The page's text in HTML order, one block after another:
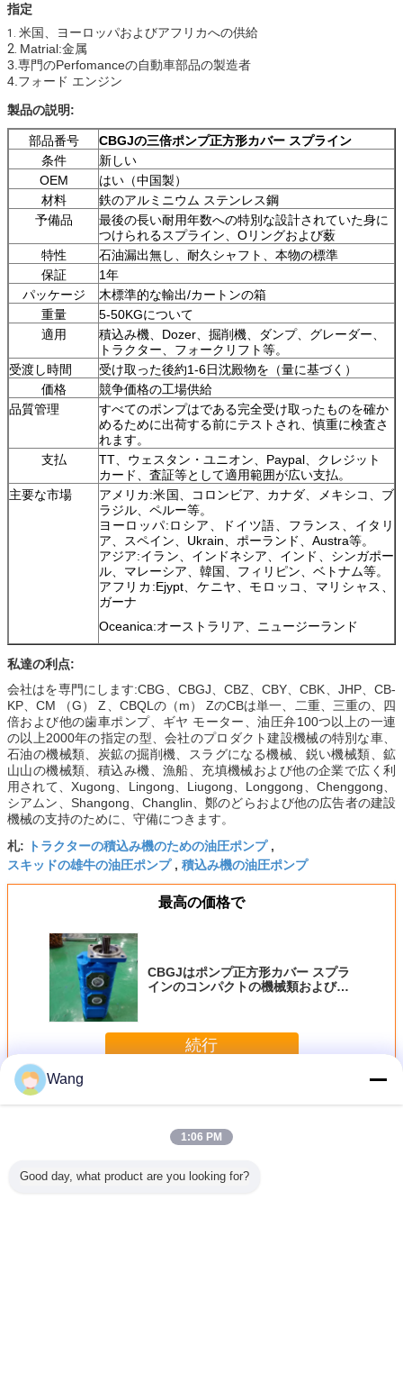
指定
1. 米国、ヨーロッパおよびアフリカへの供給
2. Matrial:金属
3.専門のPerfomanceの自動車部品の製造者
4.フォード エンジン
製品の説明:
部品番号
CBGJの三倍ポンプ正方形カバー スプライン
条件
新しい
OEM
はい（中国製）
材料
鉄のアルミニウム ステンレス鋼
予備品
最後の長い耐用年数への特別な設計されていた身に
つけられるスプライン、Oリングおよび薮
特性
石油漏出無し、耐久シャフト、本物の標準
保証
1年
パッケージ
木標準的な輸出/カートンの箱
重量
5-50KGについて
適用
積込み機、Dozer、掘削機、ダンプ、グレーダー、
トラクター、フォークリフト等。
受渡し時間
受け取った後約1-6日沈殿物を（量に基づく）
価格
競争価格の工場供給
品質管理
すべてのポンプはである完全受け取ったものを確か
めるために出荷する前にテストされ、慎重に検査さ
れます。
支払
TT、ウェスタン・ユニオン、Paypal、クレジット
カード、査証等として適用範囲が広い支払。
主要な市場
アメリカ:米国、コロンビア、カナダ、メキシコ、ブ
ラジル、ペルー等。
ヨーロッパ:ロシア、ドイツ語、フランス、イタリ
ア、スペイン、Ukrain、ポーランド、Austra等。
アジア:イラン、インドネシア、インド、シンガポー
ル、マレーシア、韓国、フィリピン、ベトナム等。
アフリカ:Ejypt、ケニヤ、モロッコ、マリシャス、
ガーナ
Oceanica:オーストラリア、ニュージーランド
私達の利点:
会社はを専門にします:CBG、CBGJ、CBZ、CBY、CBK、JHP、CB-
KP、CM （G） Z、CBQLの（m） ZのCBは単一、二重、三重の、四
倍および他の歯車ポンプ、ギヤ モーター、油圧弁100つ以上の一連
の以上2000年の指定の型、会社のプロダクト建設機械の特別な車、
石油の機械類、炭鉱の掘削機、スラグになる機械、鋭い機械類、鉱
山山の機械類、積込み機、漁船、充填機械および他の企業で広く利
用されて、Xugong、Lingong、Liugong、Longgong、Chenggong、
シアムン、Shangong、Changlin、鄭のどらおよび他の広告者の建設
機械の支持のために、守備につきます。
札:
トラクターの積込み機のための油圧ポンプ,
スキッドの雄牛の油圧ポンプ, 積込み機の油圧ポンプ
最高の価格で
CBGJはポンプ正方形カバー スプラ
インのコンパクトの機械類および車
続行
多く積込み機の歯車ポンプ
Wang
1:06 PM
Good day, what product are you looking for?